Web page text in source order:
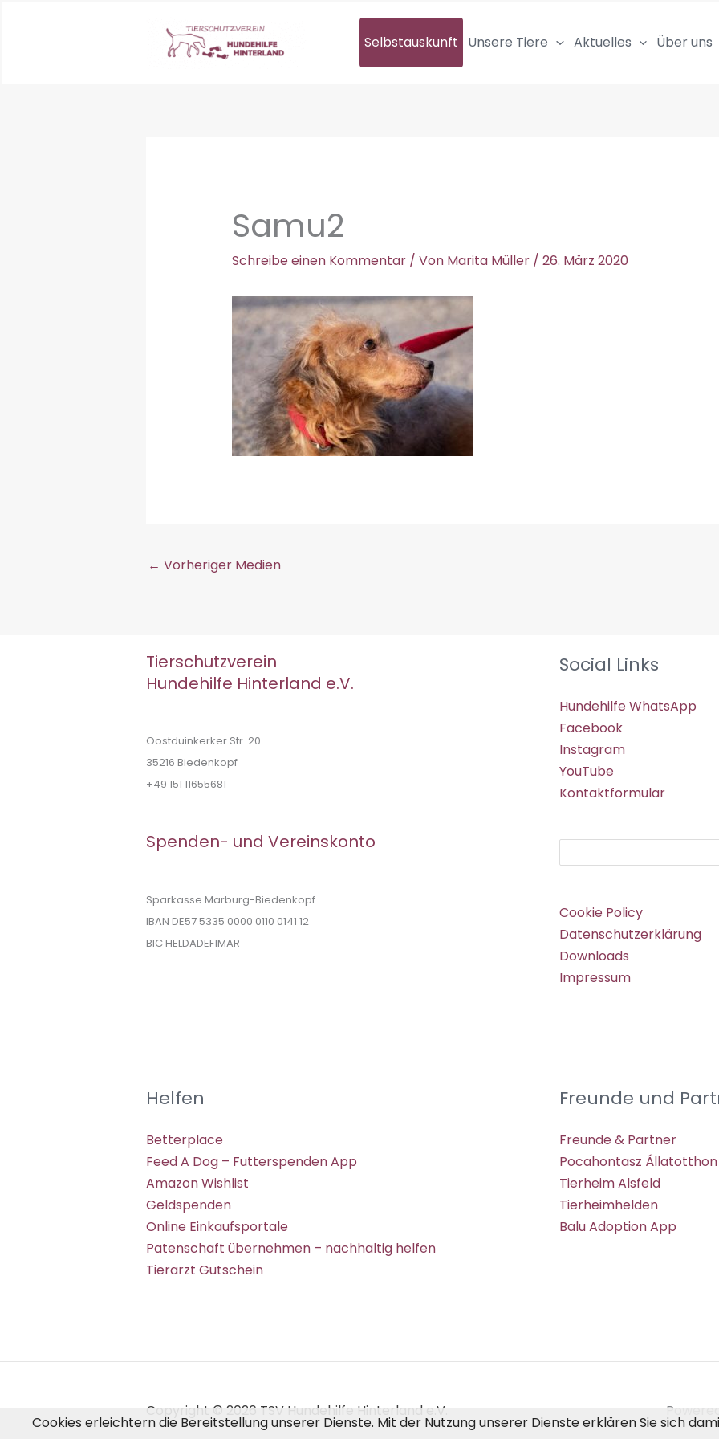
Selbstauskunft Unsere Tiere Aktuelles Über uns
Samu2
Schreibe einen Kommentar / Von Marita Müller / 26. März 2020
← Vorheriger Medien
Tierschutzverein
Hundehilfe Hinterland e.V.
Oostduinkerker Str. 20
35216 Biedenkopf
+49 151 11655681
Spenden- und Vereinskonto
Sparkasse Marburg-Biedenkopf
IBAN DE57 5335 0000 0110 0141 12
BIC HELDADEF1MAR
Social Links
Hundehilfe WhatsApp
Facebook
Instagram
YouTube
Kontaktformular
Cookie Policy
Datenschutzerklärung
Downloads
Impressum
Helfen
Betterplace
Feed A Dog – Futterspenden App
Amazon Wishlist
Geldspenden
Online Einkaufsportale
Patenschaft übernehmen – nachhaltig helfen
Tierarzt Gutschein
Freunde und
Freunde & Partner
Pocahontasz Állatotthon
Tierheim Alsfeld
Tierheimhelden
Balu Adoption App
Copyright © 2026 TSV Hundehilfe Hinterland e.V.
Cookies erleichtern die Bereitstellung unserer Dienste. Mit der Nutzung unserer Dienste erklären Sie sich